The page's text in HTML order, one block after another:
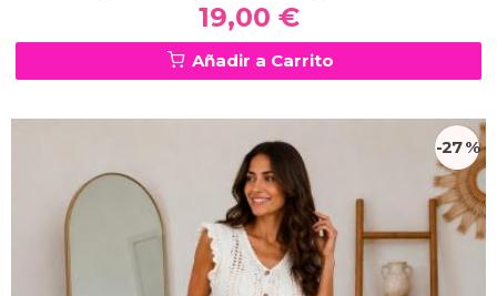
19,00 €
Añadir a Carrito
-27 %